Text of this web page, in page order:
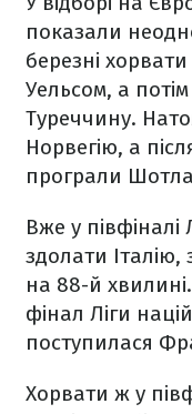
показали
березні
Уельсом, а
Туреччину.
Норвегію, а
програли
Вже у півфіналі
здолати
на 88-й
фінал Ліги
поступилася
Хорвати ж у